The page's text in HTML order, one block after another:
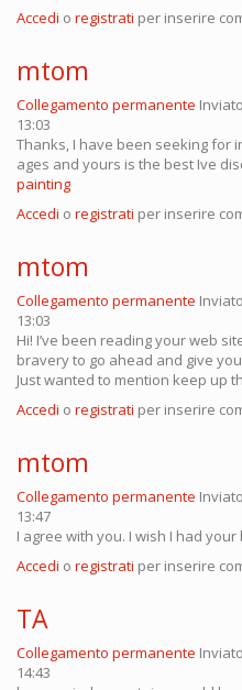
Accedi o registrati per inserire
mtom
Collegamento permanente
13:03
Thanks, I have been seeking for
ages and yours is the best Ive
painting
Accedi o registrati per inserire
mtom
Collegamento permanente
13:03
Hi! I’ve been reading your web
bravery to go ahead and give
Just wanted to mention keep up
Accedi o registrati per inserire
mtom
Collegamento permanente
13:47
I agree with you. I wish I had your
Accedi o registrati per inserire
TA
Collegamento permanente
14:43